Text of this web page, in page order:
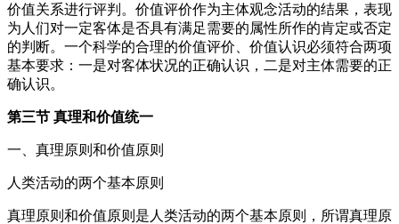
价值关系进行评判。价值评价作为主体观念活动的结果，表现
为人们对一定客体是否具有满足需要的属性所作的肯定或否定
的判断。一个科学的合理的价值评价、价值认识必须符合两项
基本要求：一是对客体状况的正确认识，二是对主体需要的正
确认识。
第三节 真理和价值统一
一、真理原则和价值原则
人类活动的两个基本原则
真理原则和价值原则是人类活动的两个基本原则，所谓真理原